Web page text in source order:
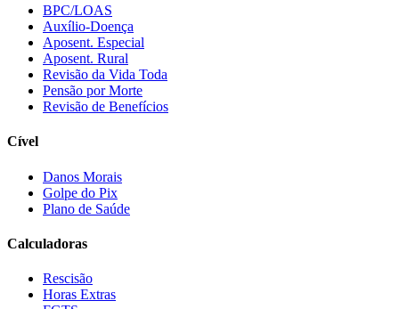
BPC/LOAS
Auxílio-Doença
Aposent. Especial
Aposent. Rural
Revisão da Vida Toda
Pensão por Morte
Revisão de Benefícios
Cível
Danos Morais
Golpe do Pix
Plano de Saúde
Calculadoras
Rescisão
Horas Extras